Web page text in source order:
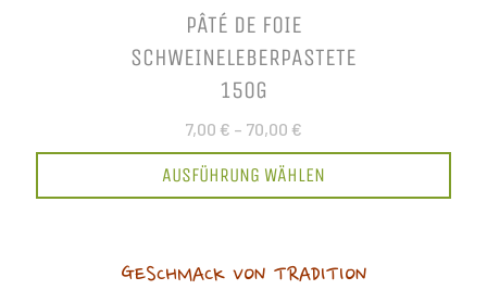
PÂTÉ DE FOIE
SCHWEINELEBERPASTETE
150G
7,00 € – 70,00 €
AUSFÜHRUNG WÄHLEN
GESCHMACK VON TRADITION